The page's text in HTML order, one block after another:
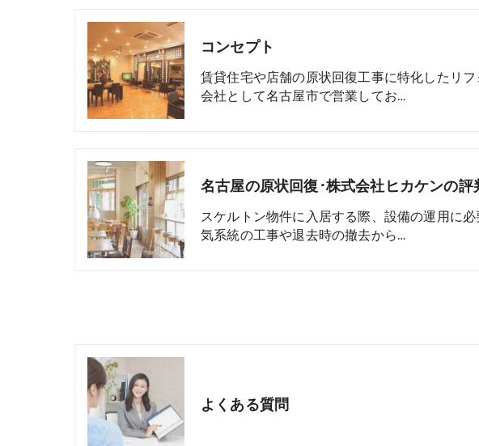
コンセプト
賃貸住宅や店舗の原状回復工事に特化したリ
会社として名古屋市で営業してお…
名古屋の原状回復･株式会社ヒカケンの評
スケルトン物件に入居する際、設備の運用に
気系統の工事や退去時の撤去から…
よくある質問